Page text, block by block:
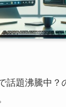
話題沸騰中？